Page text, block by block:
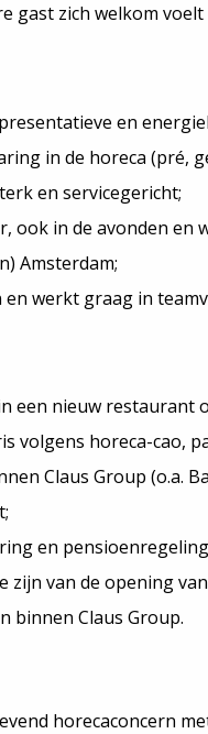
gast zich welkom
en
in de horeca (pré,
en servicegericht;
ook in de avonden en
Amsterdam;
en werkt graag in
een nieuw restaurant
volgens horeca-cao,
Claus Group (o.a.
en pensioenregeling
zijn van de opening
binnen Claus Group.
horecaconcern